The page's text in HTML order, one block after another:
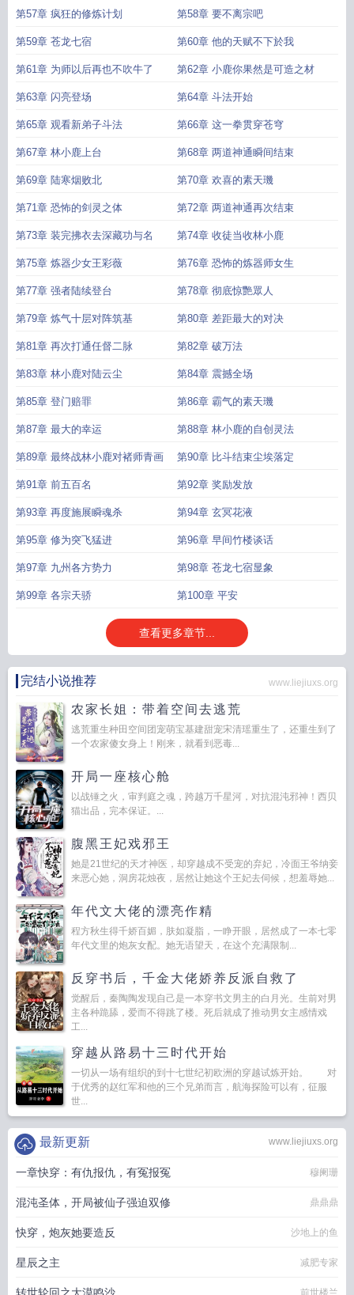
第57章 疯狂的修炼计划 第58章 要不离宗吧
第59章 苍龙七宿 第60章 他的天赋不下於我
第61章 为师以后再也不吹牛了 第62章 小鹿你果然是可造之材
第63章 闪亮登场 第64章 斗法开始
第65章 观看新弟子斗法 第66章 这一拳贯穿苍穹
第67章 林小鹿上台 第68章 两道神通瞬间结束
第69章 陆寒烟败北 第70章 欢喜的素天璣
第71章 恐怖的剑灵之体 第72章 两道神通再次结束
第73章 装完拂衣去深藏功与名 第74章 收徒当收林小鹿
第75章 炼器少女王彩薇 第76章 恐怖的炼器师女生
第77章 强者陆续登台 第78章 彻底惊艷眾人
第79章 炼气十层对阵筑基 第80章 差距最大的对决
第81章 再次打通任督二脉 第82章 破万法
第83章 林小鹿对陆云尘 第84章 震撼全场
第85章 登门赔罪 第86章 霸气的素天璣
第87章 最大的幸运 第88章 林小鹿的自创灵法
第89章 最终战林小鹿对褚师青画 第90章 比斗结束尘埃落定
第91章 前五百名 第92章 奖励发放
第93章 再度施展瞬魂杀 第94章 玄冥花液
第95章 修为突飞猛进 第96章 早间竹楼谈话
第97章 九州各方势力 第98章 苍龙七宿显象
第99章 各宗天骄 第100章 平安
查看更多章节...
完结小说推荐 www.liejiuxs.org
农家长姐：带着空间去逃荒
逃荒重生种田空间团宠萌宝基建甜宠宋清瑶重生了，还重生到了
一个农家傻女身上！刚来，就看到恶毒...
开局一座核心舱
以战锤之火，审判庭之魂，跨越万千星河，对抗混沌邪神！西贝
猫出品，完本保证。...
腹黑王妃戏邪王
她是21世纪的天才神医，却穿越成不受宠的弃妃，冷面王爷纳妾
来恶心她，洞房花烛夜，居然让她这个王妃去伺候，想羞辱她...
年代文大佬的漂亮作精
程方秋生得千娇百媚，肤如凝脂，一睁开眼，居然成了一本七零
年代文里的炮灰女配。她无语望天，在这个充满限制...
反穿书后，千金大佬娇养反派自救了
觉醒后，秦陶陶发现自己是一本穿书文男主的白月光。生前对男
主各种跪舔，爱而不得跳了楼。死后就成了推动男女主感情戏
工...
穿越从路易十三时代开始
一切从一场有组织的到十七世纪初欧洲的穿越试炼开始。 对
于优秀的赵红军和他的三个兄弟而言，航海探险可以有，征服
世...
www.liejiuxs.org
最新更新
一章快穿：有仇报仇，有冤报冤 穆阑珊
混沌圣体，开局被仙子强迫双修 鼎鼎鼎
快穿，炮灰她要造反 沙地上的鱼
星辰之主 减肥专家
前世楼兰